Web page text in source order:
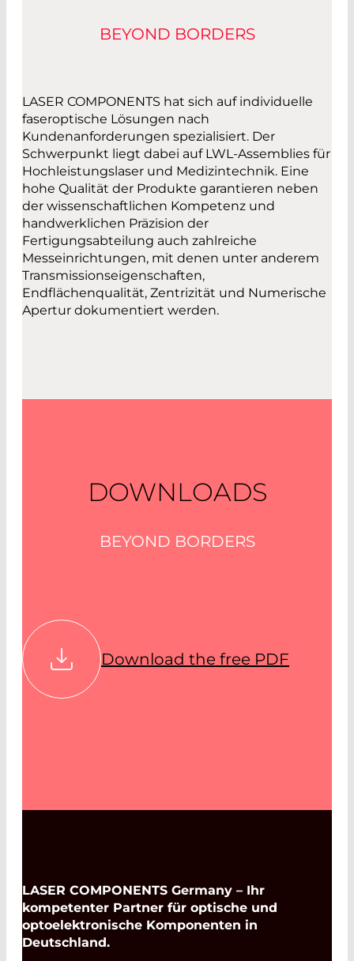
BEYOND BORDERS
LASER COMPONENTS hat sich auf individuelle
faseroptische Lösungen nach
Kundenanforderungen spezialisiert. Der
Schwerpunkt liegt dabei auf LWL-Assemblies für
Hochleistungslaser und Medizintechnik. Eine
hohe Qualität der Produkte garantieren neben
der wissenschaftlichen Kompetenz und
handwerklichen Präzision der
Fertigungsabteilung auch zahlreiche
Messeinrichtungen, mit denen unter anderem
Transmissionseigenschaften,
Endflächenqualität, Zentrizität und Numerische
Apertur dokumentiert werden.
DOWNLOADS
BEYOND BORDERS
Download the free PDF
LASER COMPONENTS Germany – Ihr
kompetenter Partner für optische und
optoelektronische Komponenten in
Deutschland.